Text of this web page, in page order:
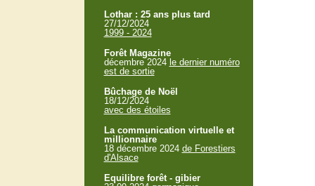
Lothar : 25 ans plus tard
27/12/2024
1999 - 2024
Forêt Magazine
décembre 2024 le dernier numéro
est de sortie
Bûchage de Noël
18/12/2024
avec des étoiles
La communication virtuelle et
millionnaire
18 décembre 2024 de Forestiers
d'Alsace
Equilibre forêt - gibier